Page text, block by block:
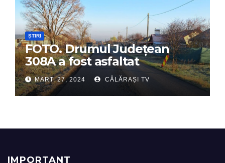
ȘTIRI
FOTO. Drumul Județean
308A a fost asfaltat
MART. 27, 2024 CĂLĂRAȘI TV
IMPORTANT